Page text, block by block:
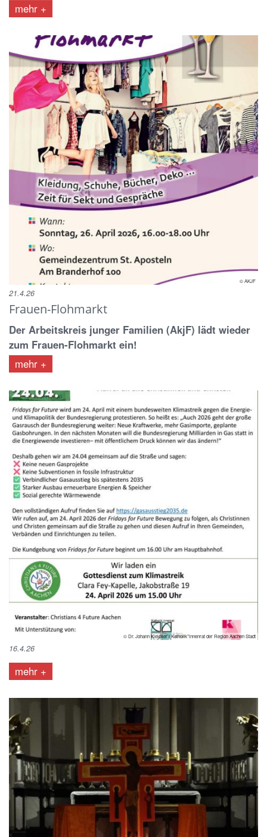
mehr
© AKJF
Frauen-Flohmarkt
21.4.26
Der Arbeitskreis junger Familien (AkjF) lädt wieder
zum Frauen-Flohmarkt ein!
mehr
© Dr. Johann Kleicker / Katholik*innenrat der Region Aachen Stadt
16.4.26
mehr